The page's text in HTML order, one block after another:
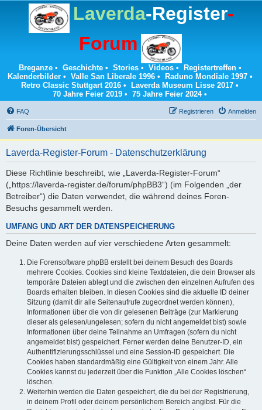
Laverda-Register-
Forum
Breganze• Geschichte• Stories• Videos• Registertreffen•
Kalenderbilder• Valle San Liberale 1996• Raduno Mondiale 1997•
Retro Classic Stuttgart 2016 • Laverda Museum Lisse 2017 •
70 Jahre Feier 2019 • 75 Jahre Feier 2024•
FAQ Anmelden
Registrieren
Foren-Übersicht
Laverda-Register-Forum - Datenschutzerklärung
Diese Richtlinie beschreibt, wie „Laverda-Register-Forum“
(„https://laverda-register.de/forum/phpBB3“) (im Folgenden „der
Betreiber“) die Daten verwendet, die während deines Foren-
Besuchs gesammelt werden.
UMFANG UND ART DER DATENSPEICHERUNG
Deine Daten werden auf vier verschiedene Arten gesammelt:
Die Forensoftware phpBB erstellt bei deinem Besuch des Boards
mehrere Cookies. Cookies sind kleine Textdateien, die dein Browser als
temporäre Dateien ablegt und die zwischen den einzelnen Aufrufen des
Boards erhalten bleiben. In diesen Cookies sind die aktuelle ID deiner
Sitzung (damit dir alle Seitenaufrufe zugeordnet werden können),
Informationen über die von dir gelesenen Beiträge (zur Markierung
dieser als gelesen/ungelesen; sofern du nicht angemeldet bist) sowie
Informationen über deine Teilnahme an Umfragen (sofern du nicht
angemeldet bist) gespeichert. Ferner werden deine Benutzer-ID, ein
Authentifizierungsschlüssel und eine Session-ID gespeichert. Die
Cookies haben standardmäßig eine Gültigkeit von einem Jahr. Alle
Cookies kannst du jederzeit über die Funktion „Alle Cookies löschen“
löschen.
Weiterhin werden die Daten gespeichert, die du bei der Registrierung,
in deinem Profil oder deinem persönlichem Bereich angibst. Für die